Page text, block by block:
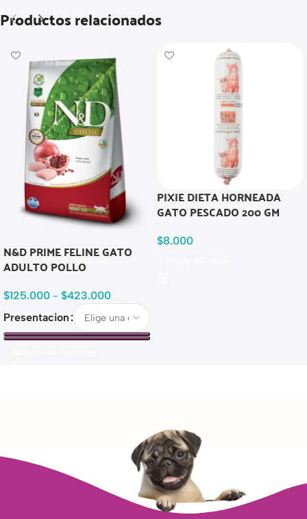
Productos relacionados
N&D PRIME FELINE GATO
ADULTO POLLO
$125.000 - $423.000
Presentacion
PIXIE DIETA HORNEADA
GATO PESCADO 200 GM
$8.000